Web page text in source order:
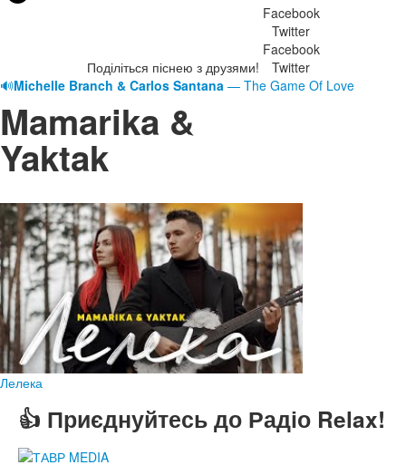
Поділіться піснею з друзями!
Facebook
Twitter
Facebook
Twitter
🔊Michelle Branch & Carlos Santana — The Game Of Love
Mamarika &
Yaktak
Лелека
👍 Приєднуйтесь до Радіо Relax!